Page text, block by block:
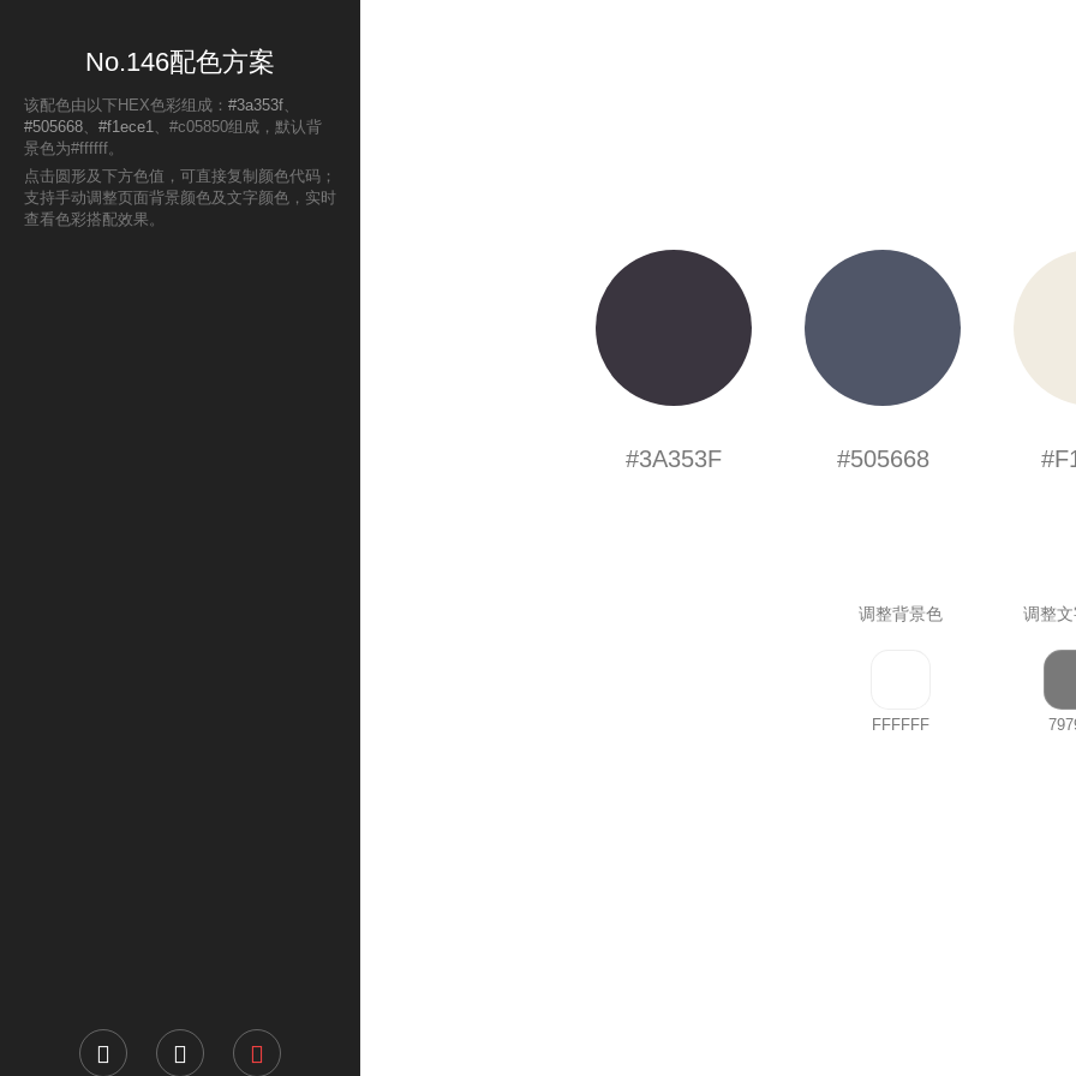
No.146配色方案
该配色由以下HEX色彩组成： #3a353f、
#505668、 #f1ece1、#c05850组成，默认背
景色为#ffffff。
点击圆形及下方色值，可直接复制颜色代码；
支持手动调整页面背景颜色及文字颜色，实时
查看色彩搭配效果。
#3A353F #505668
调整背景色 调整